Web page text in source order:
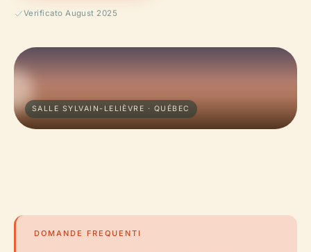
Verificato August 2025
SALLE SYLVAIN-LELIÈVRE · QUÉBEC
DOMANDE FREQUENTI